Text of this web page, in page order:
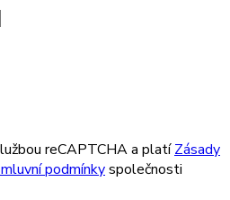
reCAPTCHA a platíZásady
podmínkyspolečnosti